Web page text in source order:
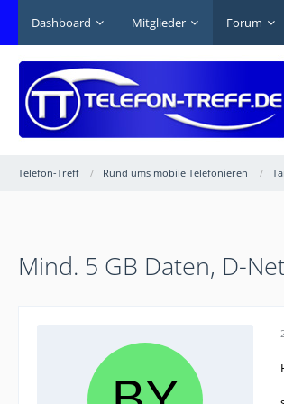
Dashboard Mitglieder Forum
Telefon-Treff Rund ums mobile Telefonieren
Mind. 5 GB Daten, D-